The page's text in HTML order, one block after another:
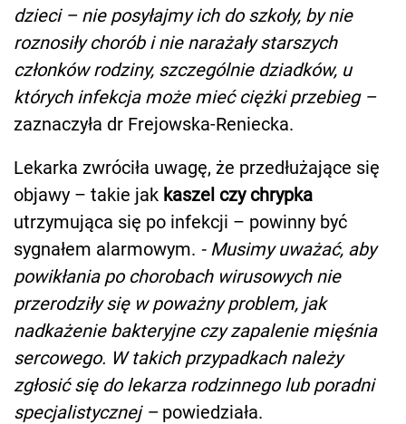
dzieci – nie posyłajmy ich do szkoły, by nie
roznosiły chorób i nie narażały starszych
członków rodziny, szczególnie dziadków, u
których infekcja może mieć ciężki przebieg –
zaznaczyła dr Frejowska-Reniecka.
Lekarka zwróciła uwagę, że przedłużające się
objawy – takie jak kaszel czy chrypka
utrzymująca się po infekcji – powinny być
sygnałem alarmowym. - Musimy uważać, aby
powikłania po chorobach wirusowych nie
przerodziły się w poważny problem, jak
nadkażenie bakteryjne czy zapalenie mięśnia
sercowego. W takich przypadkach należy
zgłosić się do lekarza rodzinnego lub poradni
specjalistycznej –powiedziała.